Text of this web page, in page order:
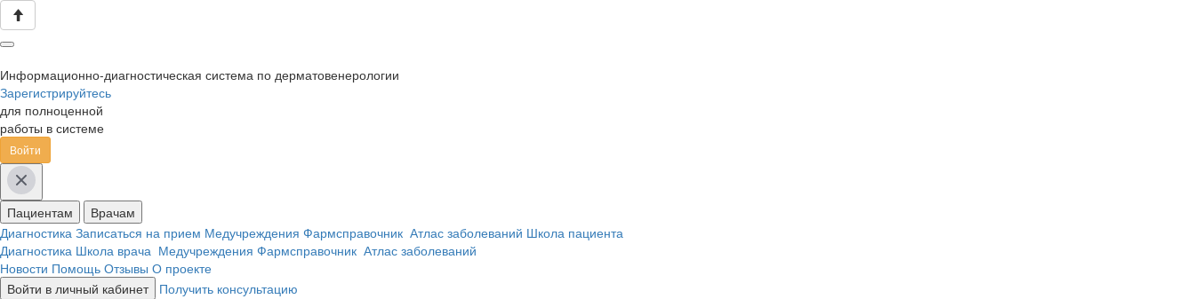
Информационно-диагностическая система по дерматовенерологии
Зарегистрируйтесь
для полноценной
работы в системе
Войти
Пациентам
Врачам
Диагностика Записаться на прием Медучреждения Фармсправочник Атлас заболеваний Школа пациента
Диагностика Школа врача Медучреждения Фармсправочник Атлас заболеваний
Новости Помощь Отзывы О проекте
Войти в личный кабинет
Получить консультацию